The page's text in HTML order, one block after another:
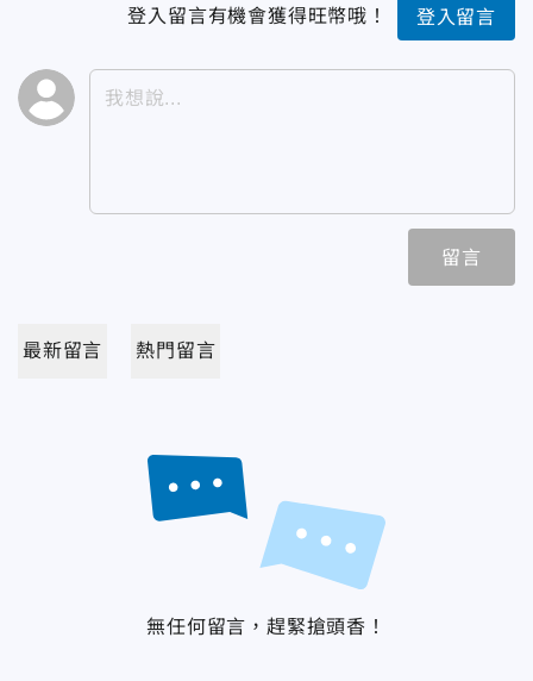
登入留言有機會獲得旺幣哦！ 登入留言
留言
最新留言 熱門留言
無任何留言，趕緊搶頭香！